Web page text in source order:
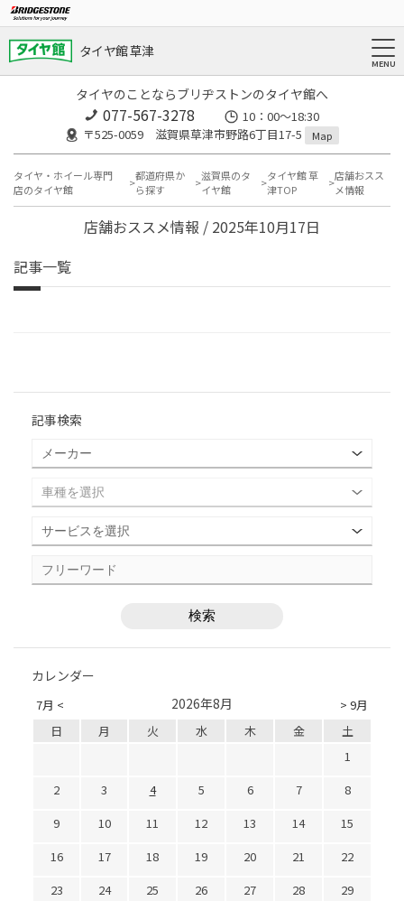
タイヤ館 草津
タイヤのことならブリヂストンのタイヤ館へ
077-567-3278
10：00～18:30
〒525-0059 滋賀県草津市野路6丁目17-5
Map
タイヤ・ホイール専門
店のタイヤ館
都道府県か
ら探す
滋賀県のタ
イヤ館
タイヤ館 草
津TOP
店舗おスス
メ情報
店舗おススメ情報 / 2025年10月17日
記事一覧
記事検索
カレンダー
7月 < > 9月
2026年8月
日 月 火 水 木 金
土
1
2
3 4 5 6 7
8
9
10 11 12 13 14
15
16
17 18 19 20 21
22
23
24 25 26 27 28
29